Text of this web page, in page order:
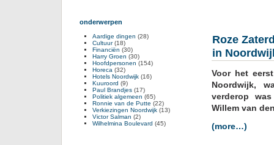
Roze
in
Voor het
Noordwijk,
verderop
Willem van
(more…)
onderwerpen
Aardige dingen (28)
Cultuur(18)
Financiën (30)
Harry Groen (30)
Hoofdpersonen (154)
Horeca (32)
Hotels Noordwijk (16)
Kuuroord (9)
Paul Brandjes (17)
Politiek algemeen (65)
Ronnie van de Putte (22)
Verkiezingen Noordwijk (13)
Victor Salman (2)
Wilhelmina Boulevard (45)